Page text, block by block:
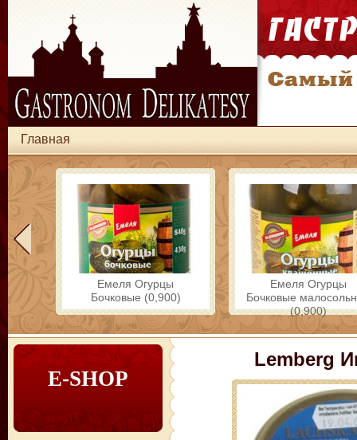
Главная
Емеля Огурцы
Бочковые (0,900)
Емеля Огурцы
Бочковые
(0,900)
E-SHOP
Lemberg